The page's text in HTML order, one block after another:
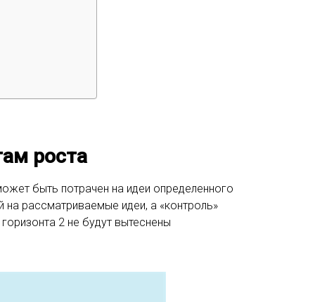
роста
быть потрачен на идеи определенного
на рассматриваемые идеи, а «контроль»
2 не будут вытеснены